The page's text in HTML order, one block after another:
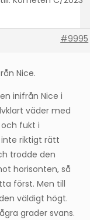
#9995
Nice.
inifrån Nice i
väder med
fukt i
riktigt rätt
trodde den
horisonten, så
först. Men till
väldigt högt.
grader svans.